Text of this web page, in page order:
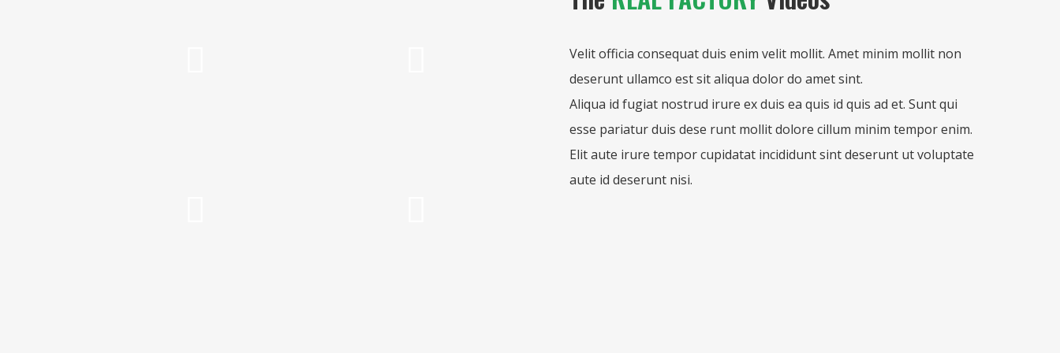
Velit officia consequat duis enim velit mollit. Amet minim mollit non
deserunt ullamco est sit aliqua dolor do amet sint.
Aliqua id fugiat nostrud irure ex duis ea quis id quis ad et. Sunt qui
esse pariatur duis dese runt mollit dolore cillum minim tempor enim.
Elit aute irure tempor cupidatat incididunt sint deserunt ut voluptate
aute id deserunt nisi.